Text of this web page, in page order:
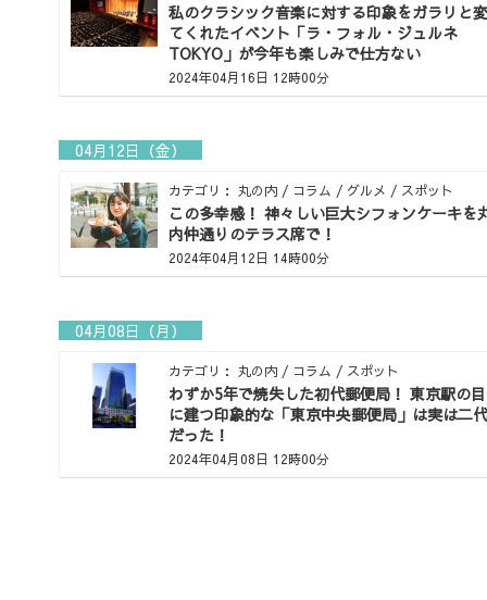
私のクラシック音楽に対する印象をガラリと
てくれたイベント「ラ・フォル・ジュルネ
TOKYO」が今年も楽しみで仕方ない
2024年04月16日 12時00分
04月12日（金）
カテゴリ： 丸の内 / コラム / グルメ / スポット
この多幸感！ 神々しい巨大シフォンケーキを
内仲通りのテラス席で！
2024年04月12日 14時00分
04月08日（月）
カテゴリ： 丸の内 / コラム / スポット
わずか5年で焼失した初代郵便局！ 東京駅の
に建つ印象的な「東京中央郵便局」は実は二
だった！
2024年04月08日 12時00分